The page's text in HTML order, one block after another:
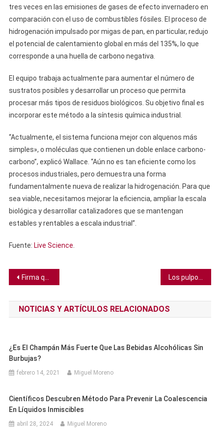
tres veces en las emisiones de gases de efecto invernadero en
comparación con el uso de combustibles fósiles. El proceso de
hidrogenación impulsado por migas de pan, en particular, redujo
el potencial de calentamiento global en más del 135%, lo que
corresponde a una huella de carbono negativa.
El equipo trabaja actualmente para aumentar el número de
sustratos posibles y desarrollar un proceso que permita
procesar más tipos de residuos biológicos. Su objetivo final es
incorporar este método a la síntesis química industrial.
“Actualmente, el sistema funciona mejor con alquenos más
simples», o moléculas que contienen un doble enlace carbono-
carbono”, explicó Wallace. “Aún no es tan eficiente como los
procesos industriales, pero demuestra una forma
fundamentalmente nueva de realizar la hidrogenación. Para que
sea viable, necesitamos mejorar la eficiencia, ampliar la escala
biológica y desarrollar catalizadores que se mantengan
estables y rentables a escala industrial”.
Fuente: Live Science
Navegación
de
entradas
Firma química en las rocas lunares sugiere la presencia de oxígeno en la Luna primitiva
NOTICIAS Y ARTÍCULOS RELACIONADOS
¿Es El Champán Más Fuerte Que Las Bebidas Alcohólicas Sin
Burbujas?
febrero 14, 2021 Miguel Moreno
Científicos Descubren Método Para Prevenir La Coalescencia
En Líquidos Inmiscibles
abril 28, 2024 Miguel Moreno